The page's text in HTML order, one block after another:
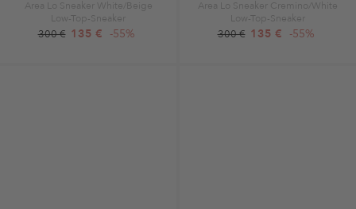
Area Lo Sneaker White/Beige
Low-Top-Sneaker
300 € 135 € -55%
Area Lo Sneaker Cremino/White
Low-Top-Sneaker
300 € 135 € -55%